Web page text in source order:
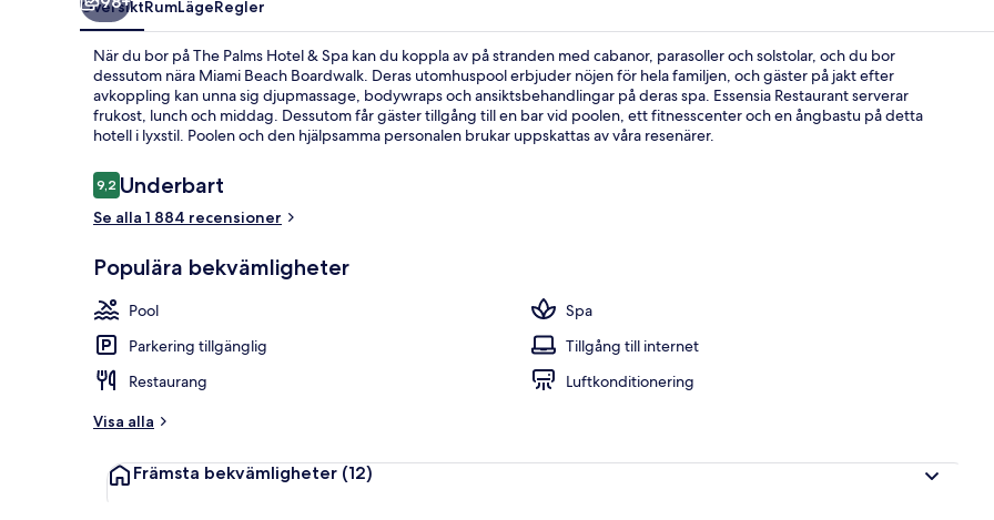
Deluxe-rum
ÖversiktRumLägeRegler
När du bor på The Palms Hotel & Spa kan du koppla av på stranden med cabanor, parasoller och solstolar, och du bor
dessutom nära Miami Beach Boardwalk. Deras utomhuspool erbjuder nöjen för hela familjen, och gäster på jakt efter
avkoppling kan unna sig djupmassage, bodywraps och ansiktsbehandlingar på deras spa. Essensia Restaurant serverar
frukost, lunch och middag. Dessutom får gäster tillgång till en bar vid poolen, ett fitnesscenter och en ångbastu på detta
hotell i lyxstil. Poolen och den hjälpsamma personalen brukar uppskattas av våra resenärer.
Recensioner
9,29,2 av 10,
Underbart
Se alla 1 884 recensioner
Populära bekvämligheter
Pool
Spa
Parkering tillgänglig
Tillgång till internet
Restaurang
Luftkonditionering
Visa alla
Främsta bekvämligheter (12)